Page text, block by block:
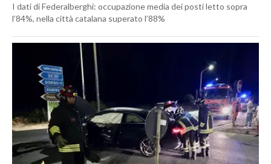
I dati di Federalberghi: occupazione media dei posti letto sopra
l’84%, nella città catalana superato l’88%